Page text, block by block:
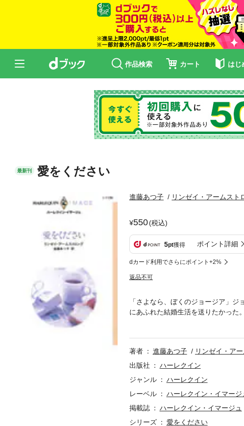
作品検索 カート はじ
最新刊 愛をください
進藤あつ子 リンゼイ・アームスト
550(税込)
5pt獲得 ポイント詳細
dカード利用でさらにポイント+2%
返品不可
「さよなら、ぼくのジョージア」
にあふれた結婚生活を送りたかった
伝える刺激的な人生が気に入って
だ。「ああ、ぼくがどんなに後悔
いない。心配しないで」
著者 進藤あつ子
リンゼイ・ア
出版社
ハーレクイン
ジャンル
ハーレクイン
レーベル
ハーレクイン・イマージ
掲載誌
ハーレクイン・イマージュ
シリーズ
愛をください